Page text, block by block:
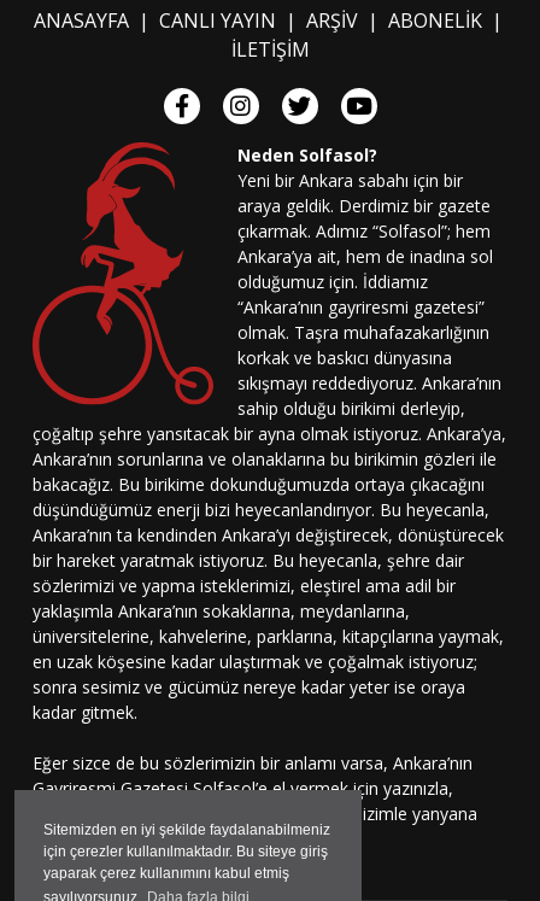
Sitemizden en iyi şekilde faydalanabilmeniz
için çerezler kullanılmaktadır. Bu siteye giriş
yaparak çerez kullanımını kabul etmiş
sayılıyorsunuz.
Daha fazla bilgi
ANASAYFA| CANLI YAYIN | ARŞİV| ABONELİK|
İLETİŞİM
Neden Solfasol?
Yeni bir Ankara sabahı için bir
araya geldik. Derdimiz bir gazete
çıkarmak. Adımız “Solfasol”; hem
Ankara’ya ait, hem de inadına sol
olduğumuz için. İddiamız
“Ankara’nın gayriresmi gazetesi”
olmak. Taşra muhafazakarlığının
korkak ve baskıcı dünyasına
sıkışmayı reddediyoruz. Ankara’nın
sahip olduğu birikimi derleyip,
çoğaltıp şehre yansıtacak bir ayna olmak istiyoruz. Ankara’ya,
Ankara’nın sorunlarına ve olanaklarına bu birikimin gözleri ile
bakacağız. Bu birikime dokunduğumuzda ortaya çıkacağını
düşündüğümüz enerji bizi heyecanlandırıyor. Bu heyecanla,
Ankara’nın ta kendinden Ankara’yı değiştirecek, dönüştürecek
bir hareket yaratmak istiyoruz. Bu heyecanla, şehre dair
sözlerimizi ve yapma isteklerimizi, eleştirel ama adil bir
yaklaşımla Ankara’nın sokaklarına, meydanlarına,
üniversitelerine, kahvelerine, parklarına, kitapçılarına yaymak,
en uzak köşesine kadar ulaştırmak ve çoğalmak istiyoruz;
sonra sesimiz ve gücümüz nereye kadar yeter ise oraya
kadar gitmek.
Eğer sizce de bu sözlerimizin bir anlamı varsa, Ankara’nın
Gayriresmi Gazetesi Solfasol’e el vermek için yazınızla,
çizinizle, sesinizle bu harekete katılmaya, bizimle yanyana
durmaya davetlisiniz.